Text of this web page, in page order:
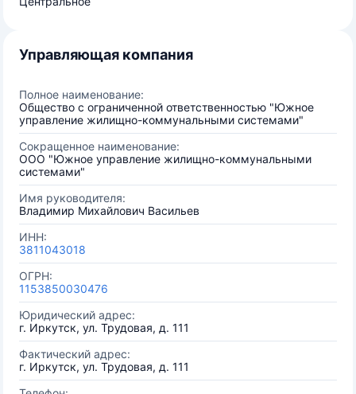
Управляющая компания
Полное наименование:
Общество с ограниченной ответственностью "Южное
управление жилищно-коммунальными системами"
Сокращенное наименование:
ООО "Южное управление жилищно-коммунальными
системами"
Имя руководителя:
Владимир Михайлович Васильев
ИНН:
3811043018
ОГРН:
1153850030476
Юридический адрес:
г. Иркутск, ул. Трудовая, д. 111
Фактический адрес:
г. Иркутск, ул. Трудовая, д. 111